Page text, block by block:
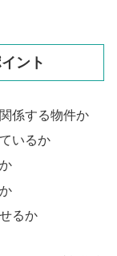
ント
係する物件か
いるか
るか